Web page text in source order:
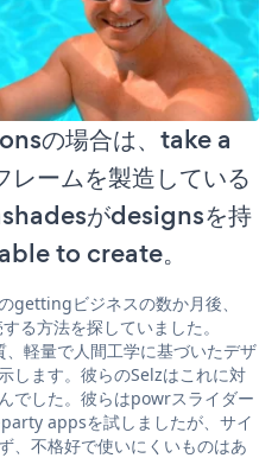
の場合は、take a
ームを製造している
がdesignsを持
to create。
gettingビジネスの数か月後、
る方法を探していました。
軽量で人間工学に基づいたデザ
します。彼らのSelzはこれに対
でした。彼らはpowrスライダー
appsを試しましたが、サイ
、不格好で使いにくいものはあ